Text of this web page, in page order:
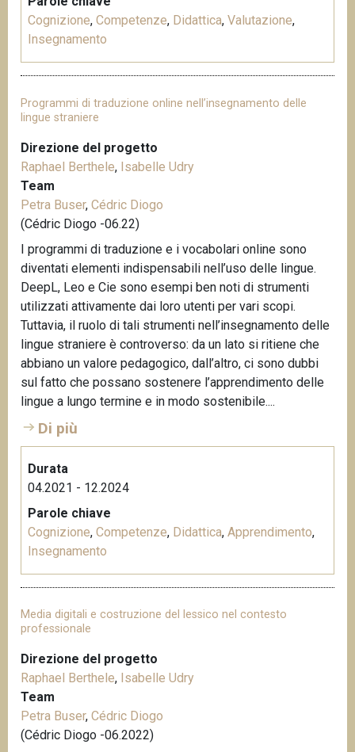
Cognizione, Competenze, Didattica, Valutazione,
Insegnamento
Programmi di traduzione online nell’insegnamento delle
lingue straniere
Direzione del progetto
Raphael Berthele, Isabelle Udry
Team
Petra Buser, Cédric Diogo
(Cédric Diogo -06.22)
I programmi di traduzione e i vocabolari online sono
diventati elementi indispensabili nell’uso delle lingue.
DeepL, Leo e Cie sono esempi ben noti di strumenti
utilizzati attivamente dai loro utenti per vari scopi.
Tuttavia, il ruolo di tali strumenti nell’insegnamento delle
lingue straniere è controverso: da un lato si ritiene che
abbiano un valore pedagogico, dall’altro, ci sono dubbi
sul fatto che possano sostenere l’apprendimento delle
lingue a lungo termine e in modo sostenibile....
Di più
Durata
04.2021 - 12.2024
Parole chiave
Cognizione, Competenze, Didattica, Apprendimento,
Insegnamento
Media digitali e costruzione del lessico nel contesto
professionale
Direzione del progetto
Raphael Berthele, Isabelle Udry
Team
Petra Buser, Cédric Diogo
(Cédric Diogo -06.2022)